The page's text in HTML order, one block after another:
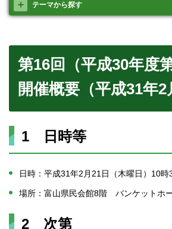
テーマから探す
第16回（平成30年度
開催概要（平成31年2
1 日時等
日時：平成31年2月21日（木曜日）10
場所：富山県民会館8階 バンケットホ
2 次第